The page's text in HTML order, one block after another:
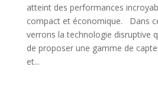
atteint des performances
compact et économique. Dans
verrons la technologie disruptive
de proposer une gamme de
et...